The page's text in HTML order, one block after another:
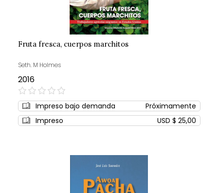
Fruta fresca, cuerpos marchitos
Seth. M Holmes
2016
0%
Impreso bajo demanda
Próximamente
Impreso
USD $ 25,00